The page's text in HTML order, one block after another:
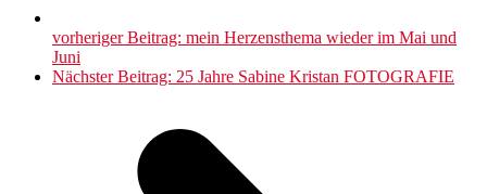
vorheriger Beitrag: mein Herzensthema wieder im Mai und
Juni
Nächster Beitrag: 25 Jahre Sabine Kristan FOTOGRAFIE